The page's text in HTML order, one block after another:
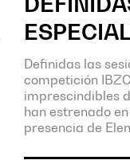
Definidas las
competición
imprescindibles
han estrenado
presencia de